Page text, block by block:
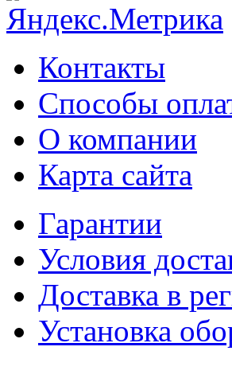
Контакты
Способы
О компании
Карта сайта
Гарантии
Условия
Доставка в
Установка